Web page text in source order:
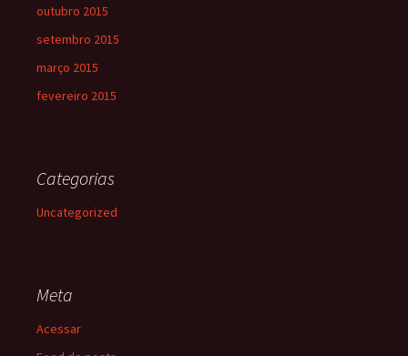
outubro 2015
setembro 2015
março 2015
fevereiro 2015
Categorias
Uncategorized
Meta
Acessar